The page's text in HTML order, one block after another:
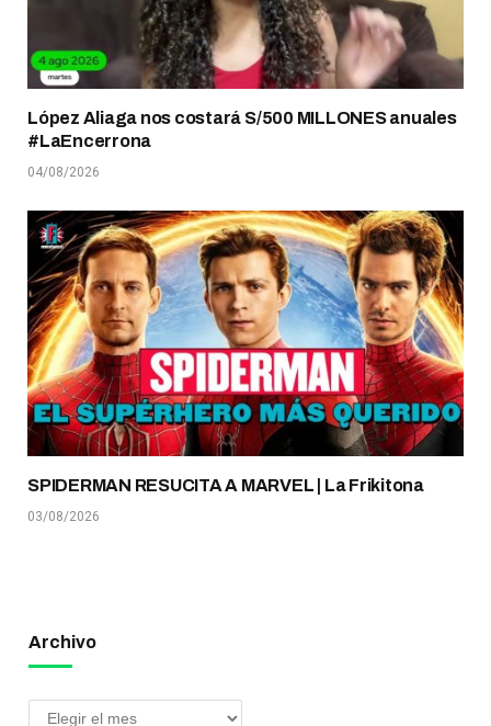
López Aliaga nos costará S/500 MILLONES anuales
#LaEncerrona
04/08/2026
SPIDERMAN RESUCITA A MARVEL | La Frikitona
03/08/2026
Archivo